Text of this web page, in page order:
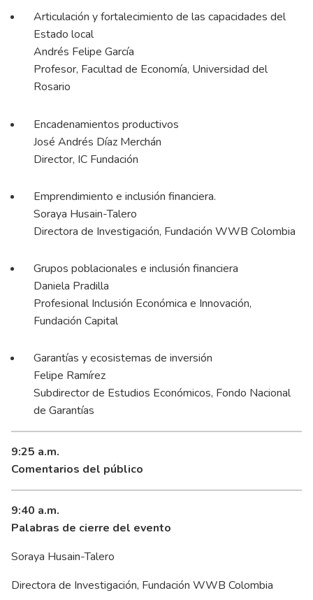
Articulación y fortalecimiento de las capacidades del
Estado local
Andrés Felipe García
Profesor, Facultad de Economía, Universidad del
Rosario
Encadenamientos productivos
José Andrés Díaz Merchán
Director, IC Fundación
Emprendimiento e inclusión financiera.
Soraya Husain-Talero
Directora de Investigación, Fundación WWB Colombia
Grupos poblacionales e inclusión financiera
Daniela Pradilla
Profesional Inclusión Económica e Innovación,
Fundación Capital
Garantías y ecosistemas de inversión
Felipe Ramírez
Subdirector de Estudios Económicos, Fondo Nacional
de Garantías
9:25 a.m.
Comentarios del público
9:40 a.m.
Palabras de cierre del evento
Soraya Husain-Talero
Directora de Investigación, Fundación WWB Colombia